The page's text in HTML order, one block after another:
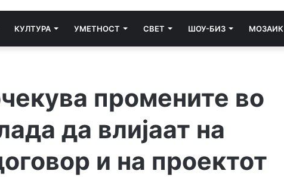
КУЛТУРА УМЕТНОСТ СВЕТ ШОУ-БИЗ МОЗАИК
промените во
да влијаат на
и на проектот